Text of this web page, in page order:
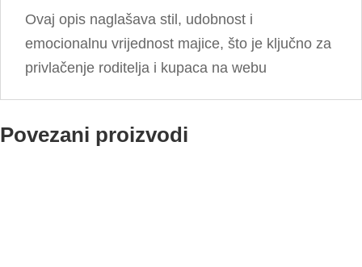
Ovaj opis naglašava stil, udobnost i
emocionalnu vrijednost majice, što je ključno za
privlačenje roditelja i kupaca na webu
Povezani proizvodi